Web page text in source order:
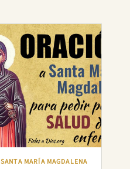
SANTA MARÍA MAGDALENA